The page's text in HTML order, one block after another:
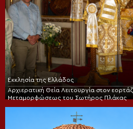
Εκκλησία της Ελλάδος
Αρχιερατική Θεία Λειτουργία στον
Μεταμορφώσεως του Σωτήρος Πλάκας